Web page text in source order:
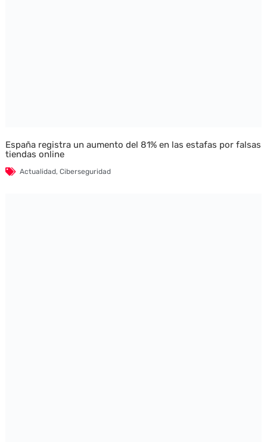
España registra un aumento del 81% en las estafas por falsas
tiendas online
Actualidad, Ciberseguridad